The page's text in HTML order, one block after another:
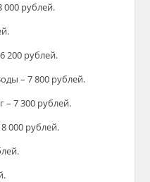
рублей.
200 рублей.
– 7 800 рублей.
– 7 300 рублей.
000 рублей.